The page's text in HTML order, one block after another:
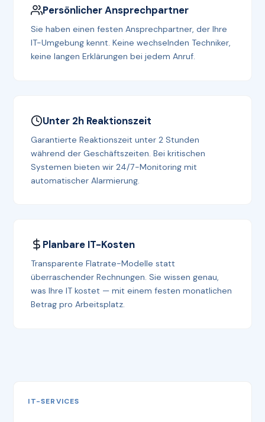
Persönlicher Ansprechpartner
Sie haben einen festen Ansprechpartner, der Ihre
IT-Umgebung kennt. Keine wechselnden Techniker,
keine langen Erklärungen bei jedem Anruf.
Unter 2h Reaktionszeit
Garantierte Reaktionszeit unter 2 Stunden
während der Geschäftszeiten. Bei kritischen
Systemen bieten wir 24/7-Monitoring mit
automatischer Alarmierung.
Planbare IT-Kosten
Transparente Flatrate-Modelle statt
überraschender Rechnungen. Sie wissen genau,
was Ihre IT kostet — mit einem festen monatlichen
Betrag pro Arbeitsplatz.
IT-SERVICES